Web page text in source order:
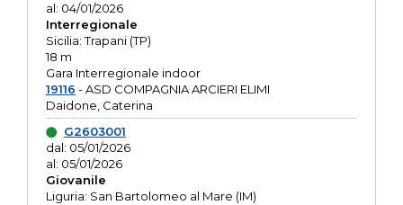
al: 04/01/2026
Interregionale
Sicilia: Trapani (TP)
18 m
Gara Interregionale indoor
19116 - ASD COMPAGNIA ARCIERI ELIMI
Daidone, Caterina
G2603001
dal: 05/01/2026
al: 05/01/2026
Giovanile
Liguria: San Bartolomeo al Mare (IM)